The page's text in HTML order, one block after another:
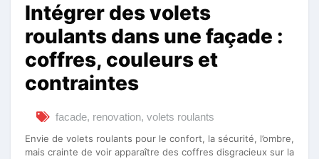
Intégrer des volets
roulants dans une façade :
coffres, couleurs et
contraintes
facade, renovation, volets roulants
Envie de volets roulants pour le confort, la sécurité, l’ombre,
mais crainte de voir apparaître des coffres disgracieux sur la